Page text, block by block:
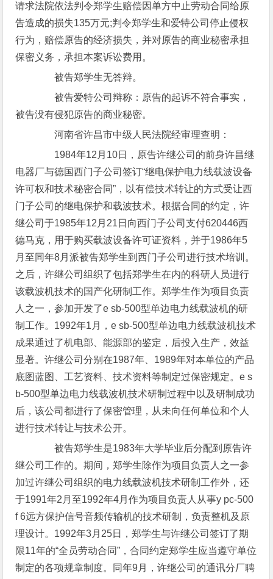
请求法院依法判令郑学生赔偿因单方中止劳动合同给原
告造成的损失135万元;判令郑学生和爱特公司停止侵权
行为，赔偿原告的经济损失，并对原告的商业秘密承担
保密义务，承担本案诉讼费用。
被告郑学生无答辩。
被告爱特公司辩称：原告的起诉不符合事实，
被告没有侵犯原告的商业秘密。
河南省许昌市中级人民法院经审理查明：
1984年12月10日，原告许继公司的前身许昌继
电器厂与德国西门子公司签订“继电保护电力线载波设备
许可权和技术秘密合同”，以有偿技术转让的方式受让西
门子公司的继电保护和载波技术。根据合同的约定，许
继公司于1985年12月21日向西门子公司支付620446西
德马克，用于购买载波设备许可证资料，并于1986年5
月至同年8月派被告郑学生到西门子公司进行技术培训。
之后，许继公司组织了包括郑学生在内的科研人员进行
该载波机技术的国产化研制工作。郑学生作为项目负责
人之一，参加开发了e sb-500型单边电力线载波机的研
制工作。1992年1月，e sb-500型单边电力线载波机技术
成果通过了机电部、能源部的鉴定，后投入生产，效益
显著。许继公司分别在1987年、1989年对本单位的产品
底图蓝图、工艺资料、技术资料等制定过保密规定。e s
b-500型单边电力线载波机技术研制过程中以及研制成功
后，该公司都进行了保密管理，从未向任何单位和个人
进行技术转让与技术公开。
被告郑学生是1983年大学毕业后分配到原告许
继公司工作的。期间，郑学生除作为项目负责人之一参
加过许继公司组织的电力线载波机技术研制工作外，还
于1991年2月至1992年4月作为项目负责人从事y pc-500
f 6远方保护信号音频传输机的技术研制，负责整机及原
理设计。1992年3月25日，郑学生与许继公司签订了期
限11年的“全员劳动合同”，合同约定郑学生应当遵守单位
制定的各项规章制度。同年9月，许继公司的通讯分厂聘